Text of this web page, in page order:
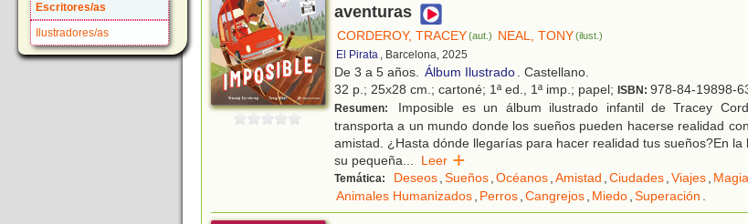
Escritores/as
Ilustradores/as
aventuras
CORDEROY, TRACEY(aut.) NEAL, TONY(ilust.)
El Pirata , Barcelona, 2025
De 3 a 5 años. Álbum Ilustrado. Castellano.
32 p.; 25x28 cm.; cartoné; 1ª ed., 1ª imp.; papel; ISBN: 978-84-19898-
Resumen:
Imposible es un álbum ilustrado infantil de Tracey
transporta a un mundo donde los sueños pueden hacerse realidad
amistad. ¿Hasta dónde llegarías para hacer realidad tus sueños?En la
su pequeña... Leer
Temática: Deseos,Sueños,Océanos,Amistad ,Ciudades,Viajes, Magia
Animales Humanizados, Perros,Cangrejos, Miedo,Superación .